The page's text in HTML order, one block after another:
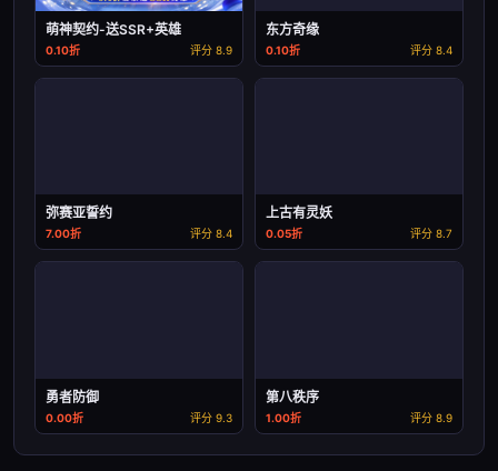
萌神契约-送SSR+英雄
0.10折 评分 8.9
东方奇缘
0.10折 评分 8.4
弥赛亚誓约
7.00折 评分 8.4
上古有灵妖
0.05折 评分 8.7
勇者防御
0.00折 评分 9.3
第八秩序
1.00折 评分 8.9